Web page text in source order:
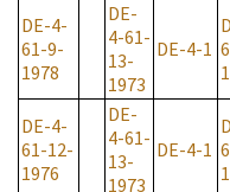
DE-4-
61-9-
1978
DE-
4-61-
13-
1973
DE-4-1
DE-4-
61-12-
1976
DE-
4-61-
13-
1973
DE-4-1